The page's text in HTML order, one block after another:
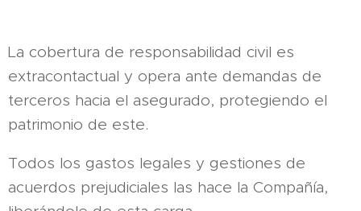
La cobertura de responsabilidad civil es
extracontactual y opera ante demandas de
terceros hacia el asegurado, protegiendo el
patrimonio de este.
Todos los gastos legales y gestiones de
acuerdos prejudiciales las hace la Compañía,